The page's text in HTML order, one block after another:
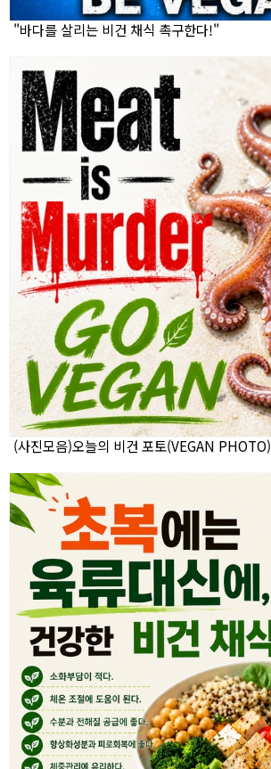
"바다를 살리는 비건 채식 촉구한다!"
(사진모음)오늘의 비건 포토(VEGAN PHOTO)